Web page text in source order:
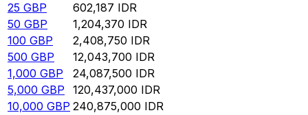
25 GBP 602,187 IDR
50 GBP 1,204,370 IDR
100 GBP 2,408,750 IDR
500 GBP 12,043,700 IDR
1,000 GBP 24,087,500 IDR
5,000 GBP 120,437,000 IDR
10,000 GBP 240,875,000 IDR